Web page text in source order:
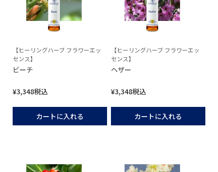
【ヒーリングハーブ フラワーエッ
センス】
ビーチ
¥3,348税込
カートに入れる
【ヒーリングハーブ フラワーエッ
センス】
ヘザー
¥3,348税込
カートに入れる